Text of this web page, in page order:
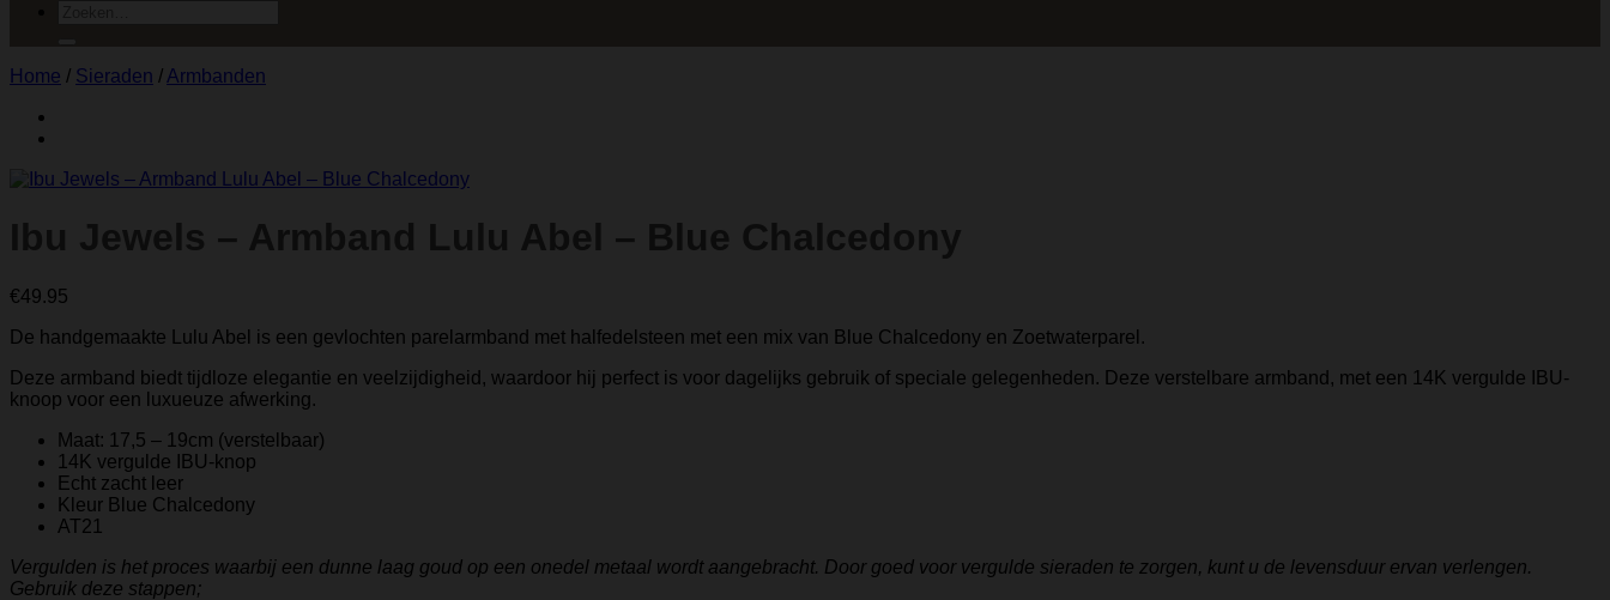
Home / Sieraden / Armbanden
Ibu Jewels – Armband Lulu Abel – Blue Chalcedony
€49.95
De handgemaakte Lulu Abel is een gevlochten parelarmband met halfedelsteen met een mix van Blue Chalcedony en Zoetwaterparel.
Deze armband biedt tijdloze elegantie en veelzijdigheid, waardoor hij perfect is voor dagelijks gebruik of speciale gelegenheden. Deze verstelbare armband, met een 14K vergulde IBU-
knoop voor een luxueuze afwerking.
Maat: 17,5 – 19cm (verstelbaar)
14K vergulde IBU-knop
Echt zacht leer
Kleur Blue Chalcedony
AT21
Vergulden is het proces waarbij een dunne laag goud op een onedel metaal wordt aangebracht. Door goed voor vergulde sieraden te zorgen, kunt u de levensduur ervan verlengen.
Gebruik deze stappen;